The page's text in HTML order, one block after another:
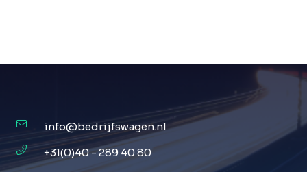
info@bedrijfswagen.nl
+31(0)40 - 289 40 80